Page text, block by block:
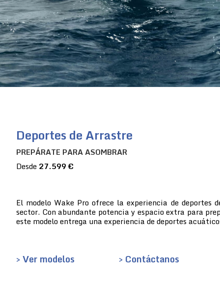
Deportes de Arrastre
PREPÁRATE PARA ASOMBRAR
Desde 27.599 €
El modelo Wake Pro ofrece la experiencia de deportes
sector. Con abundante potencia y espacio extra para
este modelo entrega una experiencia de deportes
> Ver modelos > Contáctanos